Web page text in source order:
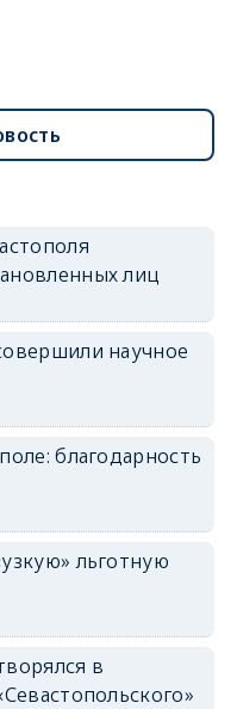
лиц
научное
благодарность
льготную
в